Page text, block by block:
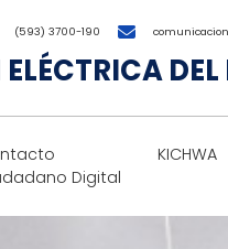
(593) 3700-190
Digital
KICHWA